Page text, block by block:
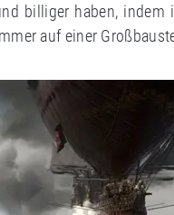
billiger haben,
auf einer